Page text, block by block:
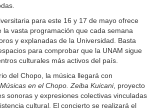
para este 16 y 17 de mayo ofrece
la vasta programación que cada semana
y explanadas de la Universidad. Basta
para comprobar que la UNAM sigue
culturales más activos del país.
del Chopo, la música llegará con
en el Chopo. Zeiba Kuicani, proyecto
sonoras y expresiones colectivas vinculadas
cultural. El concierto se realizará el